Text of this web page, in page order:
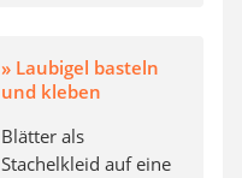
» Laubigel basteln
und kleben
Blätter als
Stachelkleid auf eine